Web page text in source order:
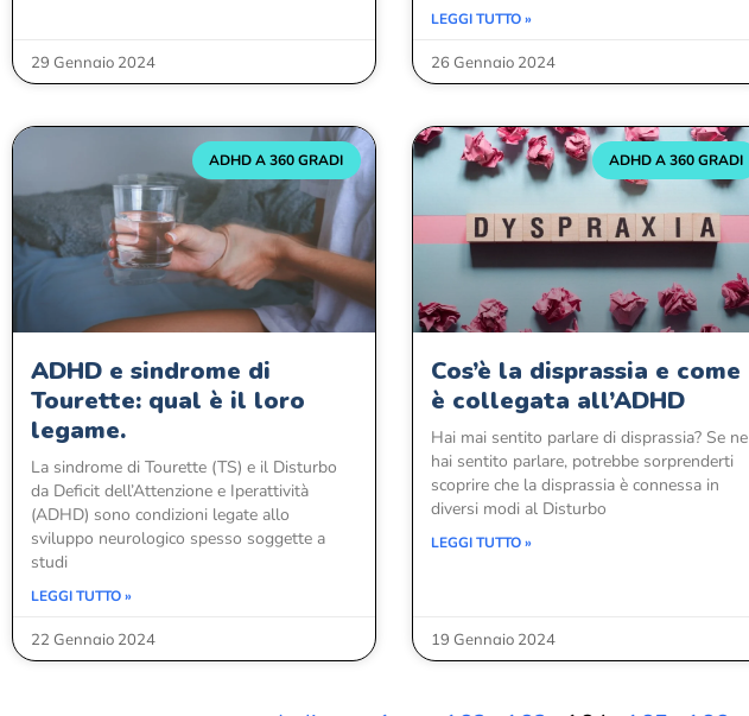
29 Gennaio 2024
LEGGI TUTTO »
26 Gennaio 2024
ADHD A 360 GRADI
ADHD e sindrome di
Tourette: qual è il loro
legame.
La sindrome di Tourette (TS) e il Disturbo
da Deficit dell’Attenzione e Iperattività
(ADHD) sono condizioni legate allo
sviluppo neurologico spesso soggette a
studi
LEGGI TUTTO »
22 Gennaio 2024
ADHD A 360 GRADI
Cos’è la disprassia e come
è collegata all’ADHD
Hai mai sentito parlare di disprassia? Se ne
hai sentito parlare, potrebbe sorprenderti
scoprire che la disprassia è connessa in
diversi modi al Disturbo
LEGGI TUTTO »
19 Gennaio 2024